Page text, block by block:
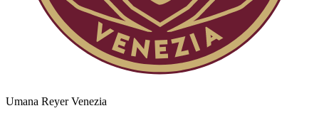
Umana Reyer Venezia